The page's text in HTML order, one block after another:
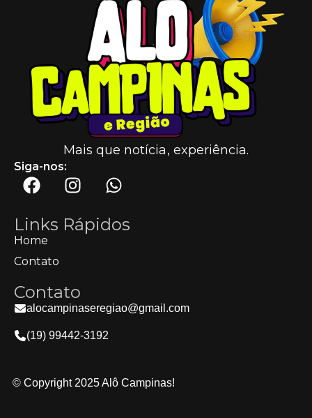
Mais que notícia, experiência.
Siga-nos:
Links Rápidos
Home
Contato
Contato
alocampinaseregiao@gmail.com
(19) 99442-3192
© Copyright 2025 Alô Campinas!